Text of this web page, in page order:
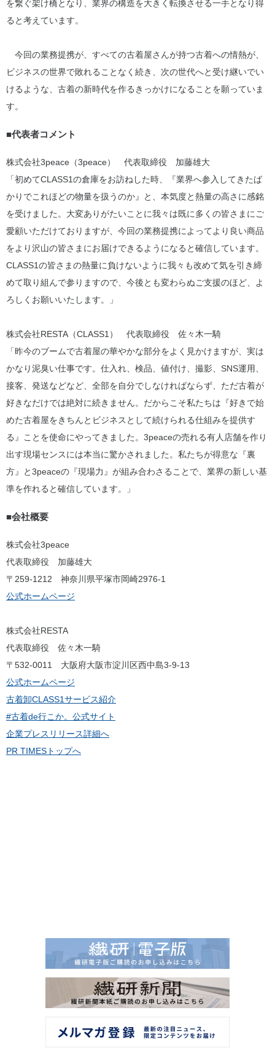
を繋ぐ架け橋となり、業界の構造を大きく転換させる一手となり得
ると考えています。
今回の業務提携が、すべての古着屋さんが持つ古着への情熱が、
ビジネスの世界で敗れることなく続き、次の世代へと受け継いでい
けるような、古着の新時代を作るきっかけになることを願っていま
す。
■代表者コメント
株式会社3peace（3peace） 代表取締役 加藤雄大
「初めてCLASS1の倉庫をお訪ねした時、『業界へ参入してきたば
かりでこれほどの物量を扱うのか』と、本気度と熱量の高さに感銘
を受けました。大変ありがたいことに我々は既に多くの皆さまにご
愛顧いただけておりますが、今回の業務提携によってより良い商品
をより沢山の皆さまにお届けできるようになると確信しています。
CLASS1の皆さまの熱量に負けないように我々も改めて気を引き締
めて取り組んで参りますので、今後とも変わらぬご支援のほど、よ
ろしくお願いいたします。」
株式会社RESTA（CLASS1） 代表取締役 佐々木一騎
「昨今のブームで古着屋の華やかな部分をよく見かけますが、実は
かなり泥臭い仕事です。仕入れ、検品、値付け、撮影、SNS運用、
接客、発送などなど、全部を自分でしなければならず、ただ古着が
好きなだけでは絶対に続きません。だからこそ私たちは『好きで始
めた古着屋をきちんとビジネスとして続けられる仕組みを提供す
る』ことを使命にやってきました。3peaceの売れる有人店舗を作り
出す現場センスには本当に驚かされました。私たちが得意な『裏
方』と3peaceの『現場力』が組み合わさることで、業界の新しい基
準を作れると確信しています。」
■会社概要
株式会社3peace
代表取締役 加藤雄大
〒259-1212 神奈川県平塚市岡崎2976-1
公式ホームページ
株式会社RESTA
代表取締役 佐々木一騎
〒532-0011 大阪府大阪市淀川区西中島3-9-13
公式ホームページ
古着卸CLASS1サービス紹介
#古着de行こか。公式サイト
企業プレスリリース詳細へ
PR TIMESトップへ